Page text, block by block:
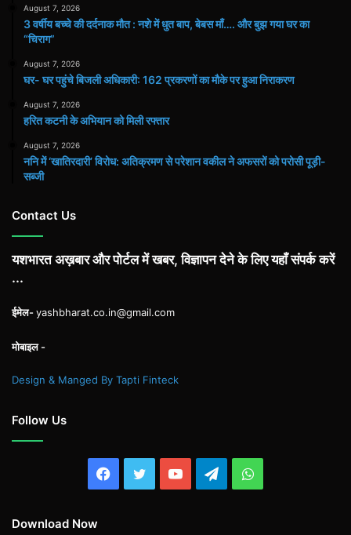
August 7, 2026
3 वर्षीय बच्चे की दर्दनाक मौत : नशे में धुत बाप, बेबस माँ…. और बुझ गया घर का
“चिराग”
August 7, 2026
घर- घर पहुंचे बिजली अधिकारी: 162 प्रकरणों का मौके पर हुआ निराकरण
August 7, 2026
हरित कटनी के अभियान को मिली रफ्तार
August 7, 2026
ननि में ‘खातिरदारी’ विरोध: अतिक्रमण से परेशान वकील ने अफसरों को परोसी पूड़ी-
सब्जी
Contact Us
यशभारत अख़बार और पोर्टल में खबर, विज्ञापन देने के लिए यहाँ संपर्क करें
...
ईमेल-yashbharat.co.in@gmail.com
मोबाइल -
Design & Manged By Tapti Finteck
Follow Us
Facebook
TwitterYouTubeTelegramWhatsApp
Download Now